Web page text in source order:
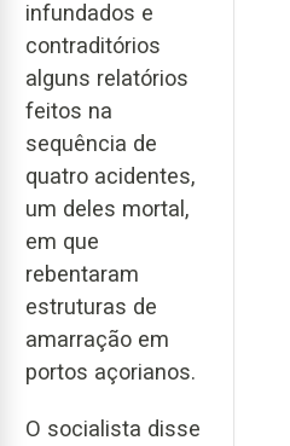
infundados e
contraditórios
alguns relatórios
feitos na
sequência de
quatro acidentes,
um deles mortal,
em que
rebentaram
estruturas de
amarração em
portos açorianos.
O socialista disse